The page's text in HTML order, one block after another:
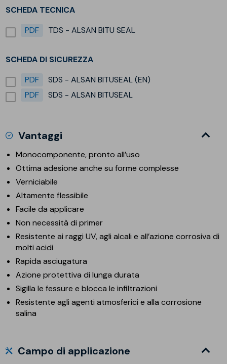
SCHEDA TECNICA
PDF
TDS - ALSAN BITU SEAL
SCHEDA DI SICUREZZA
PDF
SDS - ALSAN BITUSEAL (EN)
PDF
SDS - ALSAN BITUSEAL
Vantaggi
Monocomponente, pronto all’uso
Ottima adesione anche su forme complesse
Verniciabile
Altamente flessibile
Facile da applicare
Non necessità di primer
Resistente ai raggi UV, agli alcali e all’azione corrosiva di
molti acidi
Rapida asciugatura
Azione protettiva di lunga durata
Sigilla le fessure e blocca le infiltrazioni
Resistente agli agenti atmosferici e alla corrosione
salina
Campo di applicazione